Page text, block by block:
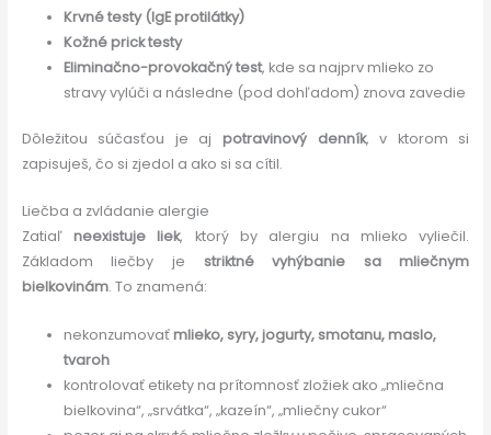
Krvné testy (IgE protilátky)
Kožné prick testy
Eliminačno-provokačný test, kde sa najprv mlieko zo
stravy vylúči a následne (pod dohľadom) znova zavedie
Dôležitou súčasťou je aj potravinový denník, v ktorom si
zapisuješ, čo si zjedol a ako si sa cítil.
Liečba a zvládanie alergie
Zatiaľ neexistuje liek, ktorý by alergiu na mlieko vyliečil.
Základom liečby je striktné vyhýbanie sa mliečnym
bielkovinám. To znamená:
nekonzumovaťmlieko, syry, jogurty, smotanu, maslo,
tvaroh
kontrolovať etikety na prítomnosť zložiek ako „mliečna
bielkovina“, „srvátka“, „kazeín“, „mliečny cukor“